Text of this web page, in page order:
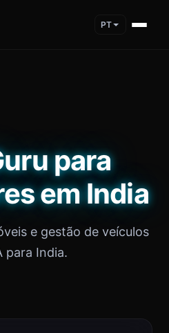
PT
para
em India
e gestão de veículos
para India.